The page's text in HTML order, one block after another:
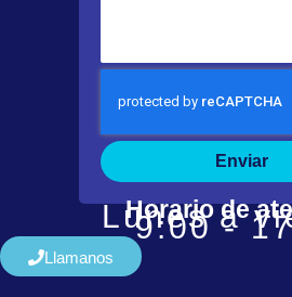
Enviar
Horario de
Lunes a
9:00 -
Llamanos